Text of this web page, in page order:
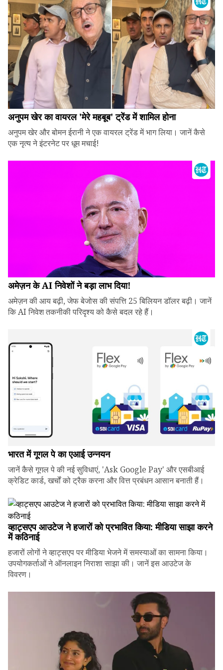
अनुपम खेर का वायरल 'मेरे महबूब' ट्रेंड में शामिल होना
अनुपम खेर और बोमन ईरानी ने एक वायरल ट्रेंड में भाग लिया। जानें कैसे
एक नृत्य ने इंटरनेट पर धूम मचाई!
अमेज़न के AI निवेशों ने बड़ा लाभ दिया!
अमेज़न की आय बढ़ी, जेफ बेजोस की संपत्ति 25 बिलियन डॉलर बढ़ी। जानें
कि AI निवेश तकनीकी परिदृश्य को कैसे बदल रहे हैं।
भारत में गूगल पे का एआई उन्नयन
जानें कैसे गूगल पे की नई सुविधाएं, 'Ask Google Pay' और एसबीआई
क्रेडिट कार्ड, खर्चों को ट्रैक करना और वित्त प्रबंधन आसान बनाती हैं।
व्हाट्सएप आउटेज ने हजारों को प्रभावित किया: मीडिया साझा करने
में कठिनाई
हजारों लोगों ने व्हाट्सएप पर मीडिया भेजने में समस्याओं का सामना किया।
उपयोगकर्ताओं ने ऑनलाइन निराशा साझा की। जानें इस आउटेज के
विवरण।